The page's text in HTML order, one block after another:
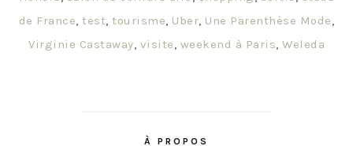
de France ,test ,tourisme Uber Une Parenthèse Mode
Virginie Castaway visite weekend à Paris Weleda
À PROPOS